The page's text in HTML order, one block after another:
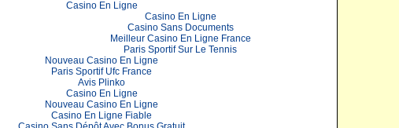
Casino En Ligne
Casino En Ligne
Casino Sans Documents
Meilleur Casino En Ligne France
Paris Sportif Sur Le Tennis
Nouveau Casino En Ligne
Paris Sportif Ufc France
Avis Plinko
Casino En Ligne
Nouveau Casino En Ligne
Casino En Ligne Fiable